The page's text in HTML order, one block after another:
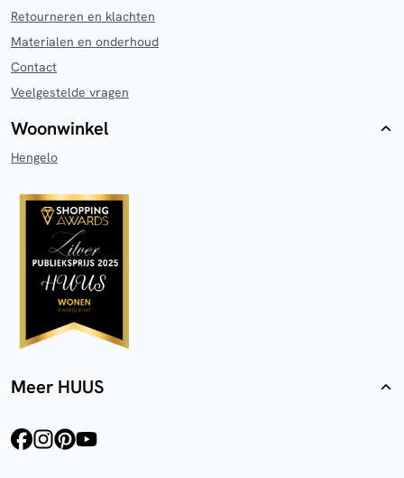
Retourneren en klachten
Materialen en onderhoud
Contact
Veelgestelde vragen
Woonwinkel
Hengelo
Meer HUUS
facebookinstagram
pinterest
youtube